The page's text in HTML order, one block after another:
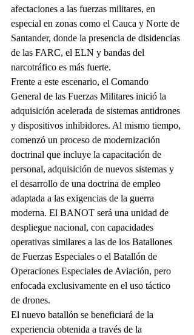
afectaciones a las fuerzas militares, en
especial en zonas como el Cauca y Norte de
Santander, donde la presencia de disidencias
de las FARC, el ELN y bandas del
narcotráfico es más fuerte.
Frente a este escenario, el Comando
General de las Fuerzas Militares inició la
adquisición acelerada de sistemas antidrones
y dispositivos inhibidores. Al mismo tiempo,
comenzó un proceso de modernización
doctrinal que incluye la capacitación de
personal, adquisición de nuevos sistemas y
el desarrollo de una doctrina de empleo
adaptada a las exigencias de la guerra
moderna. El BANOT será una unidad de
despliegue nacional, con capacidades
operativas similares a las de los Batallones
de Fuerzas Especiales o el Batallón de
Operaciones Especiales de Aviación, pero
enfocada exclusivamente en el uso táctico
de drones.
El nuevo batallón se beneficiará de la
experiencia obtenida a través de la